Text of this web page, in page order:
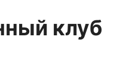
клуб